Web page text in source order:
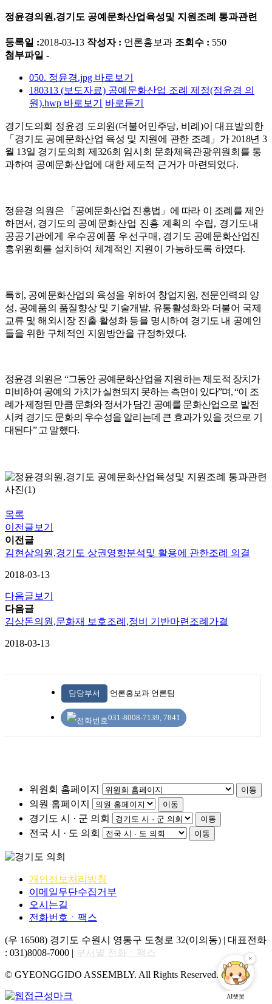
정윤경의원,경기도 공예문화산업육성및 지원조례 통과관련
등록일 :2018-03-13 작성자 : 언론홍보과 조회수 : 550
첨부파일 -
050. 정윤경.jpg 바로보기
180313 (보도자료) 공예문화산업 조례 제정(정윤경 의
원).hwp 바로보기 바로듣기
경기도의회 정윤경 도의원(더불어민주당, 비례 )이 대표발의한
「 경기도 공예문화산업 육성 및 지원에 관한 조례 」 가 2018년 3
월 13일 경기도의회 제 326회 임시회 문화체육관광위원회를 통
과하여 공예문화산업에 대한 제도적 근거가 마련되었다.
정윤경 의원은 「 공예문화산업 진흥법 」 에 따라 이 조례를 제안
하면서 , 경기도의 공예문화산업 진흥 계획의 수립, 경기도내
공공기관에게 우수공예품 우선구매 , 경기도 공예문화산업진
흥위원회를 설치하여 체계적인 지원이 가능하도록 하였다.
특히 , 공예문화산업의 육성을 위하여 창업지원, 전문인력의 양
성, 공예품의 품질향상 및 기술개발, 유통활성화와 더불어 국제
교류 및 해외시장 진출 활성화 등을 명시하여 경기도 내 공예인
들을 위한 구체적인 지원방안을 규정하였다.
정윤경 의원은 “그동안 공예문화산업을 지원하는 제도적 장치가
미비하여 공예의 가치가 실현되지 못하는 측면이 있다”며, “이 조
례가 제정된 만큼 문화와 정서가 담긴 공예를 문화산업으로 발전
시켜 경기도 문화의 우수성을 알리는데 큰 효과가 있을 것으로 기
대된다” 고 말했다.
목록
이전글보기
이전글
김현삼의원,경기도 상권영향분석및 활용에 관한조례 의결
2018-03-13
다음글보기
다음글
김상돈의원,문화재 보호조례,정비 기반마련조례가결
2018-03-13
담당부서 언론홍보과 언론팀
031-8008-7139, 7841
위원회 홈페이지 이동
의원 홈페이지 이동
경기도 시 · 군 의회 이동
전국 시 · 도 의회 이동
개인정보처리방침
이메일무단수집거부
오시는길
전화번호ㆍ팩스
(우 16508) 경기도 수원시 영통구 도청로 32(이의동) | 대표전화
: 031)8008-7000 | 부서별 전화ㆍ팩스
© GYEONGGIDO ASSEMBLY. All Rights Reserved.
AI챗봇